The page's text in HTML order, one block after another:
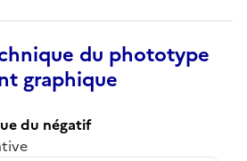
du phototype
graphique
du négatif